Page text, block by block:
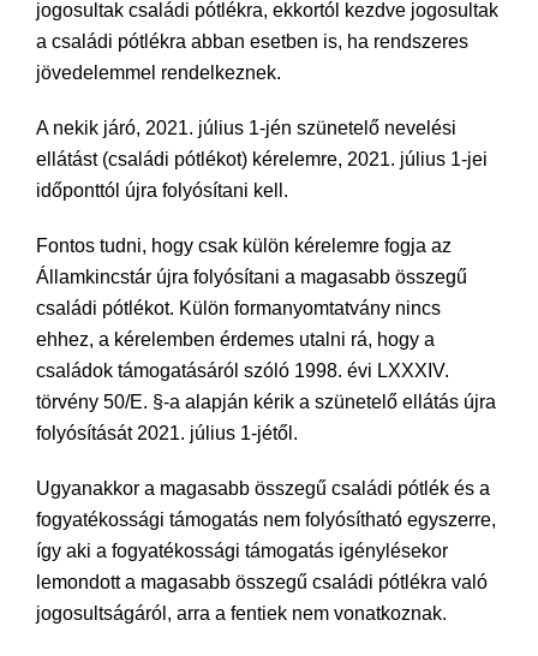
jogosultak családi pótlékra, ekkortól kezdve jogosultak
a családi pótlékra abban esetben is, ha rendszeres
jövedelemmel rendelkeznek.
A nekik járó, 2021. július 1-jén szünetelő nevelési
ellátást (családi pótlékot) kérelemre, 2021. július 1-jei
időponttól újra folyósítani kell.
Fontos tudni, hogy csak külön kérelemre fogja az
Államkincstár újra folyósítani a magasabb összegű
családi pótlékot. Külön formanyomtatvány nincs
ehhez, a kérelemben érdemes utalni rá, hogy a
családok támogatásáról szóló 1998. évi LXXXIV.
törvény 50/E. §-a alapján kérik a szünetelő ellátás újra
folyósítását 2021. július 1-jétől.
Ugyanakkor a magasabb összegű családi pótlék és a
fogyatékossági támogatás nem folyósítható egyszerre,
így aki a fogyatékossági támogatás igénylésekor
lemondott a magasabb összegű családi pótlékra való
jogosultságáról, arra a fentiek nem vonatkoznak.